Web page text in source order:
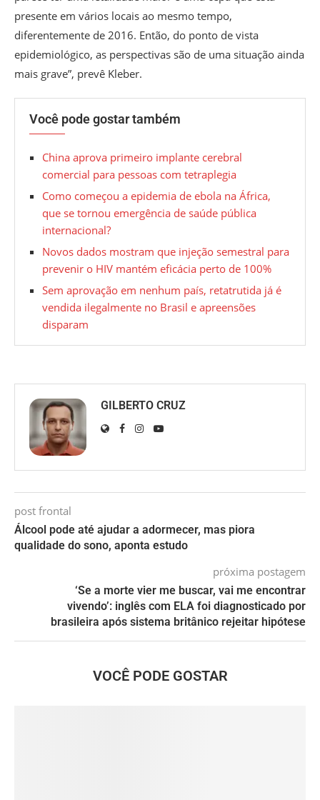
presente em vários locais ao mesmo tempo,
diferentemente de 2016. Então, do ponto de vista
epidemiológico, as perspectivas são de uma situação ainda
mais grave”, prevê Kleber.
Você pode gostar também
China aprova primeiro implante cerebral
comercial para pessoas com tetraplegia
Como começou a epidemia de ebola na África,
que se tornou emergência de saúde pública
internacional?
Novos dados mostram que injeção semestral para
prevenir o HIV mantém eficácia perto de 100%
Sem aprovação em nenhum país, retatrutida já é
vendida ilegalmente no Brasil e apreensões
disparam
GILBERTO CRUZ
post frontal
Álcool pode até ajudar a adormecer, mas piora
qualidade do sono, aponta estudo
próxima postagem
‘Se a morte vier me buscar, vai me encontrar
vivendo’: inglês com ELA foi diagnosticado por
brasileira após sistema britânico rejeitar hipótese
VOCÊ PODE GOSTAR